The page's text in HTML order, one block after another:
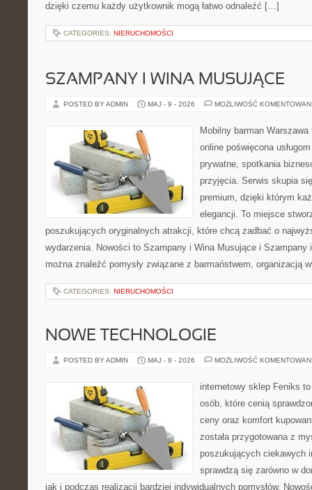
dzięki czemu każdy użytkownik mogą łatwo odnaleźć […]
CATEGORIES: NIERUCHOMOŚCI
SZAMPANY I WINA MUSUJĄCE
POSTED BY ADMIN MAJ - 9 - 2026 MOŻLIWOŚĆ
Mobilny barman
online poświęcona
prywatne, spotkania
przyjęcia. Serwis skupia
premium, dzięki którym
elegancji. To miejsce
poszukujących oryginalnych atrakcji, które chcą zadbać o
wydarzenia. Nowości to Szampany i Wina Musujące i Szampany
można znaleźć pomysły związane z barmaństwem, organizacją
CATEGORIES: NIERUCHOMOŚCI
NOWE TECHNOLOGIE
POSTED BY ADMIN MAJ - 8 - 2026 MOŻLIWOŚĆ
internetowy sklep Feniks
osób, które cenią
ceny oraz komfort
została przygotowana z
poszukujących ciekawych
sprawdzą się zarówno w
jak i podczas realizacji bardziej indywidualnych pomysłów.